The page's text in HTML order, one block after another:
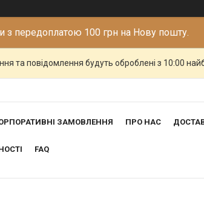
з передоплатою 100 грн на Нову пошту.
та повідомлення будуть оброблені з 10:00
ЗАМОВЛЕННЯ ПРО НАС
FAQ